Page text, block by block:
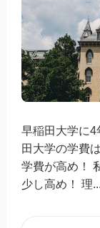
早稲田大学に
田大学の学費
学費が高め！
少し高め！ 理...